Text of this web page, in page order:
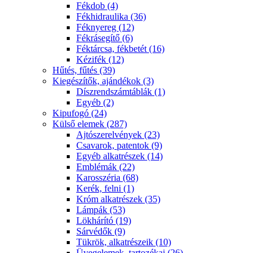
Fékdob (4)
Fékhidraulika (36)
Féknyereg (12)
Fékrásegítő (6)
Féktárcsa, fékbetét (16)
Kézifék (12)
Hűtés, fűtés (39)
Kiegészítők, ajándékok (3)
Díszrendszámtáblák (1)
Egyéb (2)
Kipufogó (24)
Külső elemek (287)
Ajtószerelvények (23)
Csavarok, patentok (9)
Egyéb alkatrészek (14)
Emblémák (22)
Karosszéria (68)
Kerék, felni (1)
Króm alkatrészek (35)
Lámpák (53)
Lökhárító (19)
Sárvédők (9)
Tükrök, alkatrészeik (10)